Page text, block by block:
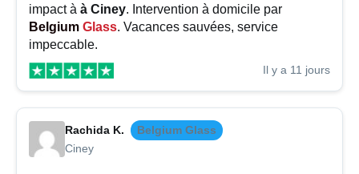
impact à à Ciney. Intervention à domicile par
Belgium Glass. Vacances sauvées, service
impeccable.
Il y a 11 jours
Rachida K.
Belgium Glass
Ciney